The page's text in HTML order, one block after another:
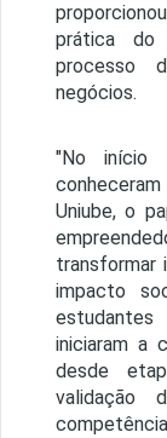
prática do
processo
negócios.
"No início
Uniube, o
transformar
impacto
iniciaram a
desde
validação